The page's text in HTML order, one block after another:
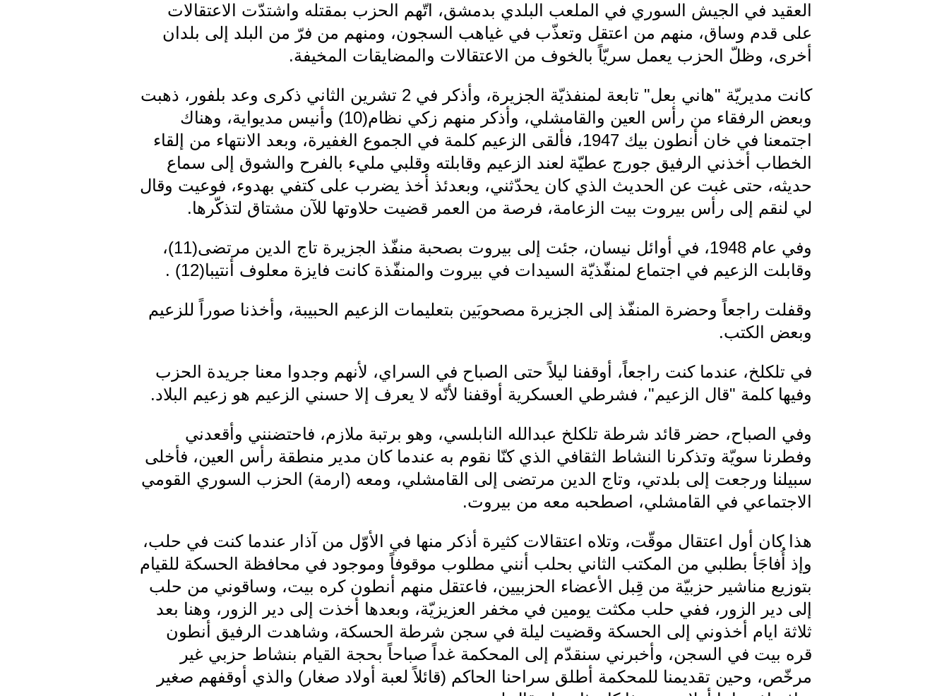
العقيد في الجيش السوري في الملعب البلدي بدمشق، اتّهم الحزب بمقتله واشتدّت الاعتقالات
على قدم وساق، منهم من اعتقل وتعذّب في غياهب السجون، ومنهم من فرّ من البلد إلى بلدان
أخرى، وظلّ الحزب يعمل سريّاً بالخوف من الاعتقالات والمضايقات المخيفة.
كانت مديريّة "هاني بعل" تابعة لمنفذيّة الجزيرة، وأذكر في 2 تشرين الثاني ذكرى وعد بلفور، ذهبت
وبعض الرفقاء من رأس العين والقامشلي، وأذكر منهم زكي نظام(10) وأنيس مديواية، وهناك
اجتمعنا في خان أنطون بيك 1947، فألقى الزعيم كلمة في الجموع الغفيرة، وبعد الانتهاء من إلقاء
الخطاب أخذني الرفيق جورج عطيّة لعند الزعيم وقابلته وقلبي مليء بالفرح والشوق إلى سماع
حديثه، حتى غبت عن الحديث الذي كان يحدّثني، وبعدئذ أخذ يضرب على كتفي بهدوء، فوعيت وقال
لي لنقم إلى رأس بيروت بيت الزعامة، فرصة من العمر قضيت حلاوتها للآن مشتاق لتذكّرها.
وفي عام 1948، في أوائل نيسان، جئت إلى بيروت بصحبة منفّذ الجزيرة تاج الدين مرتضى(11)،
وقابلت الزعيم في اجتماع لمنفّذيّة السيدات في بيروت والمنفّذة كانت فايزة معلوف أنتيبا(12) .
وقفلت راجعاً وحضرة المنفّذ إلى الجزيرة مصحوبَين بتعليمات الزعيم الحبيبة، وأخذنا صوراً للزعيم
وبعض الكتب.
في تلكلخ، عندما كنت راجعاً، أوقفنا ليلاً حتى الصباح في السراي، لأنهم وجدوا معنا جريدة الحزب
وفيها كلمة "قال الزعيم"، فشرطي العسكرية أوقفنا لأنّه لا يعرف إلا حسني الزعيم هو زعيم البلاد.
وفي الصباح، حضر قائد شرطة تلكلخ عبدالله النابلسي، وهو برتبة ملازم، فاحتضنني وأقعدني
وفطرنا سويّة وتذكرنا النشاط الثقافي الذي كنّا نقوم به عندما كان مدير منطقة رأس العين، فأخلى
سبيلنا ورجعت إلى بلدتي، وتاج الدين مرتضى إلى القامشلي، ومعه (ارمة) الحزب السوري القومي
الاجتماعي في القامشلي، اصطحبه معه من بيروت.
هذا كان أول اعتقال موقّت، وتلاه اعتقالات كثيرة أذكر منها في الأوّل من آذار عندما كنت في حلب،
وإذ أُفاجَأ بطلبي من المكتب الثاني بحلب أنني مطلوب موقوفاً وموجود في محافظة الحسكة للقيام
بتوزيع مناشير حزبيّة من قِبل الأعضاء الحزبيين، فاعتقل منهم أنطون كره بيت، وساقوني من حلب
إلى دير الزور، ففي حلب مكثت يومين في مخفر العزيزيّة، وبعدها أخذت إلى دير الزور، وهنا بعد
ثلاثة ايام أخذوني إلى الحسكة وقضيت ليلة في سجن شرطة الحسكة، وشاهدت الرفيق أنطون
قره بيت في السجن، وأخبرني سنقدّم إلى المحكمة غداً صباحاً بحجة القيام بنشاط حزبي غير
مرخّص، وحين تقديمنا للمحكمة أطلق سراحنا الحاكم (قائلاً لعبة أولاد صغار) والذي أوقفهم صغير